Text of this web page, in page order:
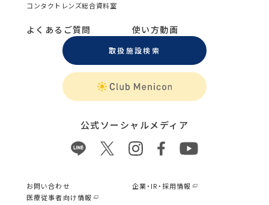
コンタクトレンズ総合資料室
よくあるご質問 使い方動画
取扱施設検索
公式ソーシャルメディア
お問い合わせ
企業・IR・採用情報
医療従事者向け情報